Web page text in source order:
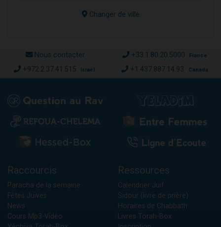
Changer de ville
Nous contacter +33.1.80.20.5000 France
+972.2.37.41.515 Israël +1.437.887.14.93 Canada
Raccourcis
Paracha de la semaine
Fêtes Juives
News
Cours Mp3-Vidéo
Ressources
Calendrier Juif
Sidour (livre de prière)
Horaires de Chabbath
Livres Torah-Box